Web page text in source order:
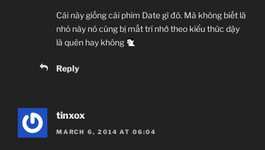
Cái này giống cái phim Date gì đó. Mà không biết là
nhỏ này nó cũng bị mất trí nhớ theo kiểu thức dậy
là quên hay không
Reply
tinxox
MARCH 6, 2014 AT 06:04